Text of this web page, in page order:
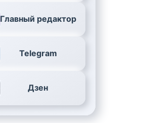
Главный редактор
Telegram
Дзен